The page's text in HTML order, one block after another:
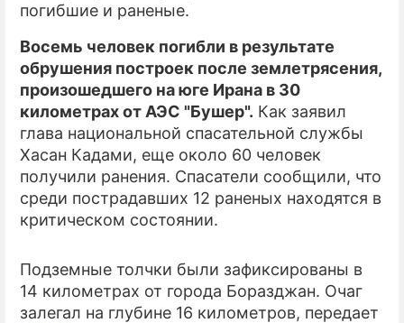
СЕРИАЛЫ
ИГРЫ
ПРЕСС-РЕЛИЗЫ
О ПРОЕКТЕ
погибшие и раненые.
Восемь человек погибли в результате
обрушения построек после землетрясения,
произошедшего на юге Ирана в 30
километрах от АЭС "Бушер". Как заявил
глава национальной спасательной службы
Хасан Кадами, еще около 60 человек
получили ранения. Спасатели сообщили, что
среди пострадавших 12 раненых находятся в
критическом состоянии.
Подземные толчки были зафиксированы в
14 километрах от города Боразджан. Очаг
залегал на глубине 16 километров, передает